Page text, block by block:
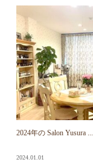
2024年の Salon Yusura ...
2024.01.01